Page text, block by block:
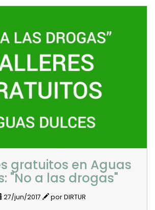
gratuitos en Aguas
"No a las drogas"
27/jun/2017 por DIRTUR